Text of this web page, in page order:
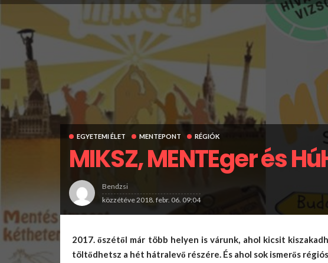
EGYETEMI ÉLET MENTEPONT RÉGIÓK
MIKSZ, MENTEger és
Bendzsi
közzétéve2018. febr. 06. 09:04
2017. őszétől már több helyen is várunk, ahol kicsit
töltődhetsz a hét hátralevő részére. És ahol sok ismerős